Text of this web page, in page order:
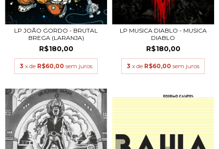
LP JOÃO GORDO - BRUTAL
BREGA (LARANJA)
R$180,00
3 x de R$60,00 sem juros
LP MUSICA DIABLO - MUSICA
DIABLO
R$180,00
3 x de R$60,00 sem juros